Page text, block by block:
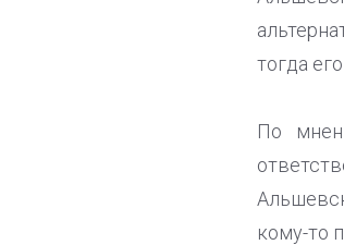
тогда
По
кому-то